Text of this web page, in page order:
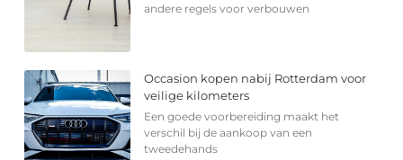
andere regels voor verbouwen
Occasion kopen nabij Rotterdam voor
veilige kilometers
Een goede voorbereiding maakt het
verschil bij de aankoop van een
tweedehands